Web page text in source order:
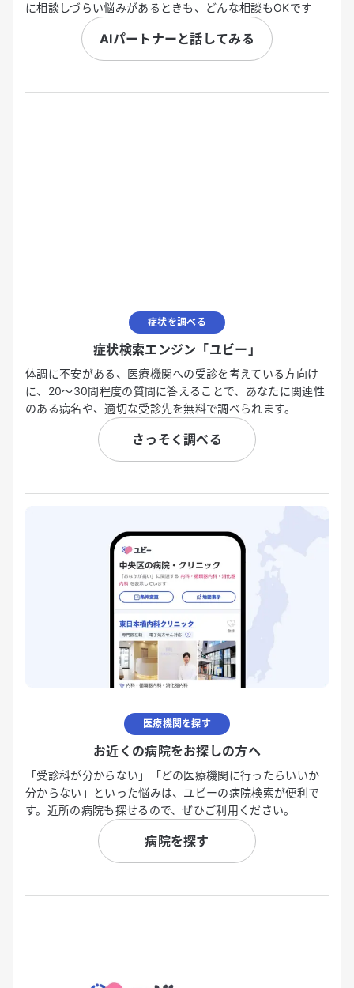
に相談しづらい悩みがあるときも、どんな相談もOKです
AIパートナーと話してみる
症状を調べる
症状検索エンジン「ユビー」
体調に不安がある、医療機関への受診を考えている方向け
に、20〜30問程度の質問に答えることで、あなたに関連性
のある病名や、適切な受診先を無料で調べられます。
さっそく調べる
医療機関を探す
お近くの病院をお探しの方へ
「受診科が分からない」「どの医療機関に行ったらいいか
分からない」といった悩みは、ユビーの病院検索が便利で
す。近所の病院も探せるので、ぜひご利用ください。
病院を探す